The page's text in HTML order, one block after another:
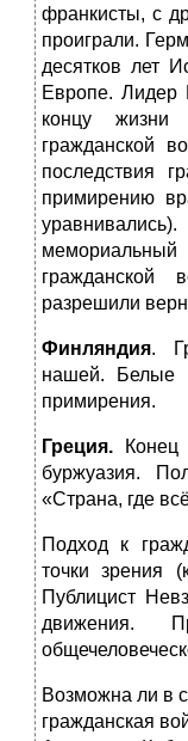
франкисты, с
проиграли.
десятков лет
Европе. Лидер
концу жизни
гражданской
последствия
примирению
разрешили
Финляндия.
нашей. Белые
примирения.
Греция. Конец
буржуазия.
«Страна, где
Подход к
точки зрения
Публицист
движения.
Возможна ли в
гражданская